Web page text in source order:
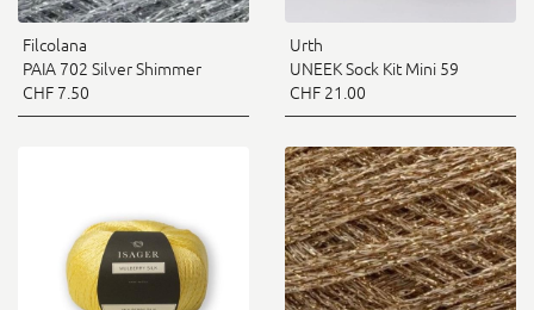
Filcolana
PAIA 702 Silver Shimmer
CHF 7.50
Urth
UNEEK Sock Kit Mini 59
CHF 21.00